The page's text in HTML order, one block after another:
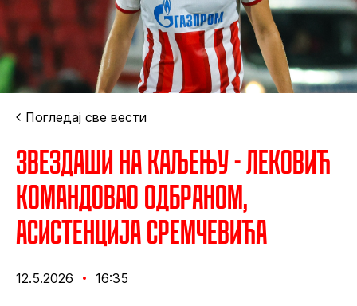
Погледај све вести
Звездаши на каљењу - Лековић
командовао одбраном,
асистенција Сремчевића
12.5.2026 16:35